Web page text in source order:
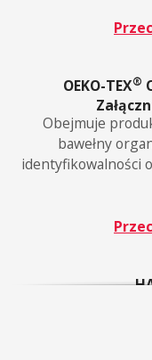
OEKO-TEX®
Obejmuje
bawełny
identyfikowalności
Produkt